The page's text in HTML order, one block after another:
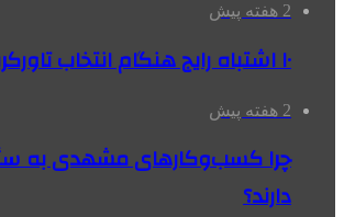
2 هفته پیش
۱۰ اشتباه رایج هنگام انتخاب تاورکرین برای پروژه
2 هفته پیش
چرا کسب‌وکارهای مشهدی به
دارند؟